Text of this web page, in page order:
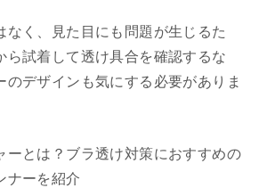
なく、見た目にも問題が生じるた
ら試着して透け具合を確認するな
のデザインも気にする必要がありま
ーとは？ブラ透け対策におすすめの
ナーを紹介